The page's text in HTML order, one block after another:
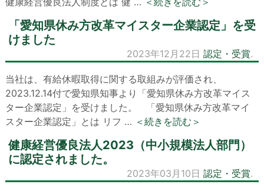
「愛知県休み方改革マイスター企業認定」を受
けました
2023年12月22日 認定・受賞.
当社は、有給休暇取得に関する取組みが評価され、
2023.12.14付で愛知県知事より「愛知県休み方改革マイス
ター企業認定」を受けました。 「愛知県休み方改革マイ
スター企業認定」とは リフ … ＜続きを読む＞
健康経営優良法人2023（中小規模法人部門）
に認定されました。
2023年03月10日 認定・受賞.